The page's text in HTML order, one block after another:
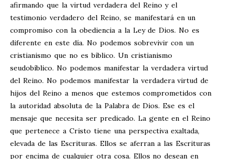
afirmando que la virtud verdadera del Reino y el
testimonio verdadero del Reino, se manifestará en un
compromiso con la obediencia a la Ley de Dios. No es
diferente en este día. No podemos sobrevivir con un
cristianismo que no es bíblico. Un cristianismo
seudobíblico. No podemos manifestar la verdadera virtud
del Reino. No podemos manifestar la verdadera virtud de
hijos del Reino a menos que estemos comprometidos con
la autoridad absoluta de la Palabra de Dios. Ese es el
mensaje que necesita ser predicado. La gente en el Reino
que pertenece a Cristo tiene una perspectiva exaltada,
elevada de las Escrituras. Ellos se aferran a las Escrituras
por encima de cualquier otra cosa. Ellos no desean en